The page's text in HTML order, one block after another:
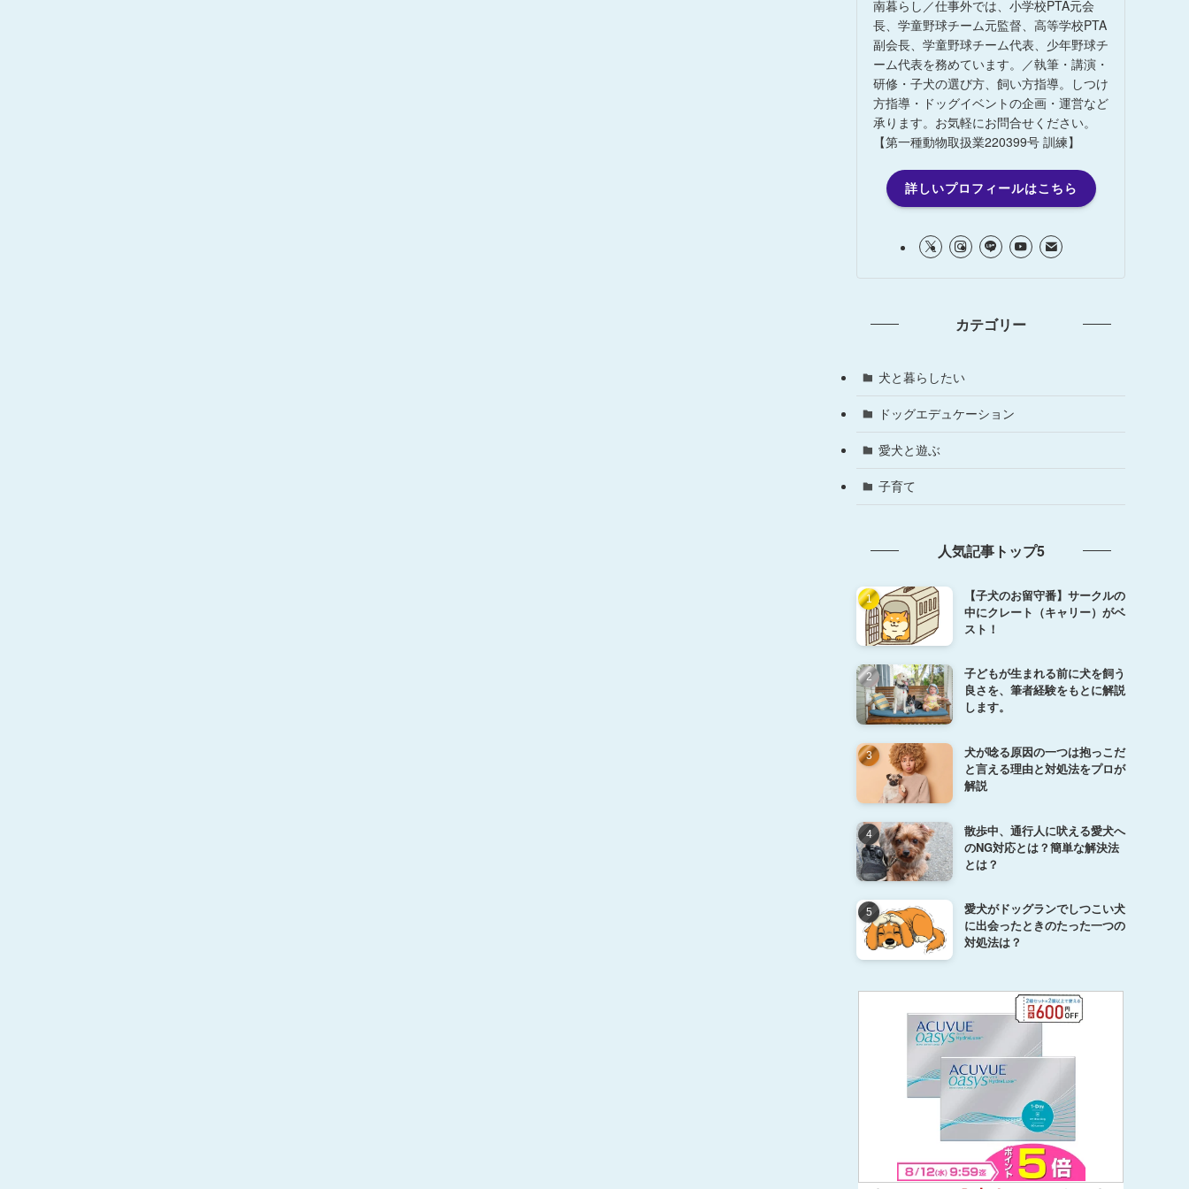
南暮らし／仕事外では、小学校PTA元会
長、学童野球チーム元監督、高等学校PTA
副会長、学童野球チーム代表、少年野球チ
ーム代表を務めています。／執筆・講演・
研修・子犬の選び方、飼い方指導。しつけ
方指導・ドッグイベントの企画・運営など
承ります。お気軽にお問合せください。
【第一種動物取扱業220399号 訓練】
詳しいプロフィールはこちら
カテゴリー
犬と暮らしたい
ドッグエデュケーション
愛犬と遊ぶ
子育て
人気記事トップ5
【子犬のお留守番】サークルの
中にクレート（キャリー）がベ
スト！
子どもが生まれる前に犬を飼う
良さを、筆者経験をもとに解説
します。
犬が唸る原因の一つは抱っこだ
と言える理由と対処法をプロが
解説
散歩中、通行人に吠える愛犬へ
のNG対応とは？簡単な解決法
とは？
愛犬がドッグランでしつこい犬
に出会ったときのたった一つの
対処法は？